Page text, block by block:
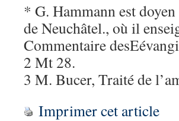
* G. Hammann est
de Neuchâtel., où il
Commentaire
2 Mt 28.
3 M. Bucer, Traité de
Imprimer cet article